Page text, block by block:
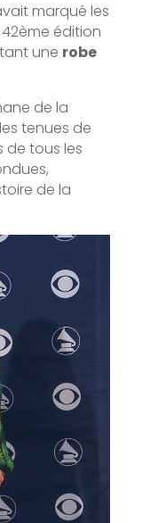
marqué les
édition
une robe
de la
tenues de
de tous les
de la